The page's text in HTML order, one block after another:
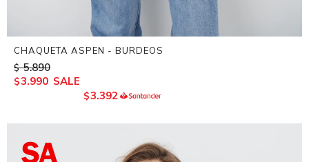
CHAQUETA ASPEN - BURDEOS
$ 5.890
$3.990
$3.392